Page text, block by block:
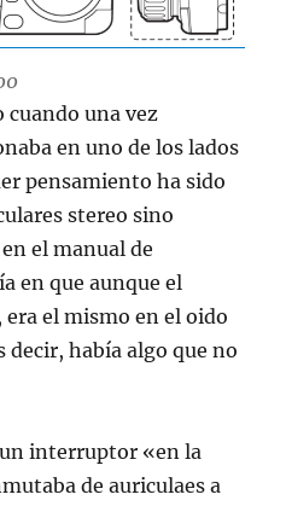
cuando una vez
en uno de los lados
pensamiento ha sido
stereo sino
el manual de
en que aunque el
el mismo en el oido
decir, había algo que no
interruptor «en la
de auriculaes a